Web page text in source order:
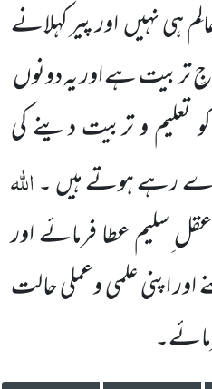
ہی نہیںاور پیر کہلانے
تربیت ہے اور یہ دونوں
وتربیت دینے کی
رہے ہوتے ہیں ۔اللہ
ِسلیم عطا فرمائے اور
اور اپنی علمی وعملی حالت